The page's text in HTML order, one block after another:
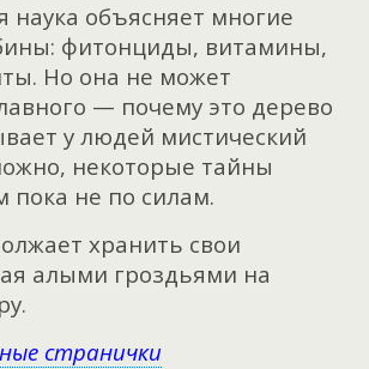
наука объясняет многие
фитонциды, витамины,
Но она не может
— почему это дерево
у людей мистический
некоторые тайны
пока не по силам.
хранить свои
алыми гроздьями на
странички